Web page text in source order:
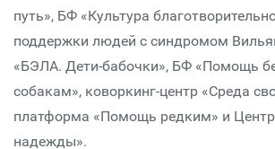
путь», БФ «Культура
поддержки людей с синдромом
«БЭЛА. Дети-бабочки», БФ «Помощь
собакам», коворкинг-центр «Среда
платформа «Помощь редким» и Центр
надежды».